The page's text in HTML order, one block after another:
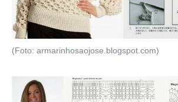
(Foto: armarinhosaojose.blogspot.com)